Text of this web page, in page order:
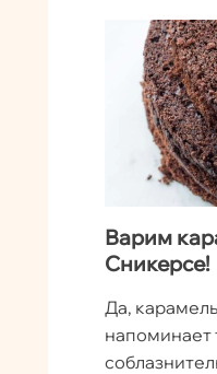
Варим
Сникерсе!
Да,
напоминает